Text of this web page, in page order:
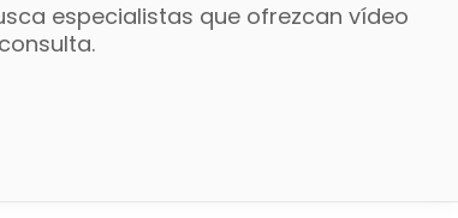
especialistas que ofrezcan vídeo
consulta.